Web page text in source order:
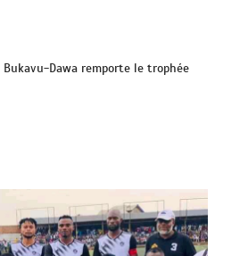
Bukavu-Dawa remporte le trophée